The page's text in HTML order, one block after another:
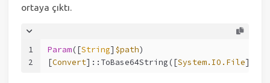
ortaya çıktı.
1
2
Param([String] $path)
[Convert]::ToBase64String([System.IO.File